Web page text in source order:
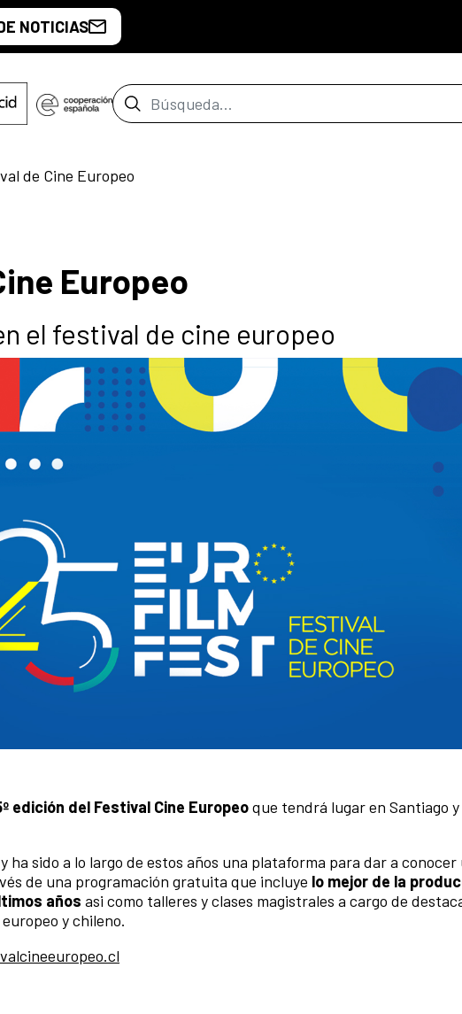
NOTICIAS
Barra de búsqueda
de Cine Europeo
Europeo
el festival de cine europeo
edición del Festival Cine Europeoque tendrá lugar en Santiago
ha sido a lo largo de estos años una plataforma para dar a conocer
de una programación gratuita que incluye lo mejor de la
años asi como talleres y clases magistrales a cargo de
y chileno.